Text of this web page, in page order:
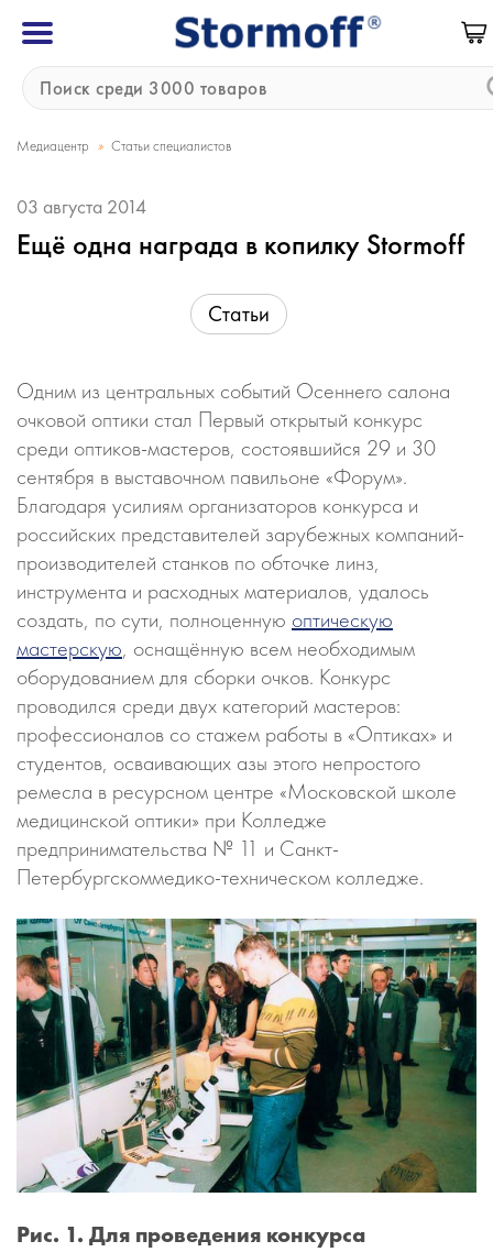
Медиацентр » Статьи специалистов
03 августа 2014
Ещё одна награда в копилку Stormoff
Статьи
Одним из центральных событий Осеннего салона
очковой оптики стал Первый открытый конкурс
среди оптиков-мастеров, состоявшийся 29 и 30
сентября в выставочном павильоне «Форум».
Благодаря усилиям организаторов конкурса и
российских представителей зарубежных компаний-
производителей станков по обточке линз,
инструмента и расходных материалов, удалось
создать, по сути, полноценную оптическую
мастерскую, оснащённую всем необходимым
оборудованием для сборки очков. Конкурс
проводился среди двух категорий мастеров:
профессионалов со стажем работы в «Оптиках» и
студентов, осваивающих азы этого непростого
ремесла в ресурсном центре «Московской школе
медицинской оптики» при Колледже
предпринимательства № 11 и Санкт-
Петербургскоммедико-техническом колледже.
Рис. 1. Для проведения конкурса